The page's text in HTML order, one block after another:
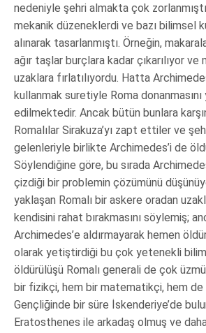
nedeniyle şehri almakta çok
mekanik düzeneklerdi ve bazı bilimsel
alınarak tasarlanmıştı. Örneğin,
ağır taşlar burçlara kadar çıkarılıyor ve
uzaklara fırlatılıyordu. Hatta
kullanmak suretiyle Roma donanmasını
edilmektedir. Ancak bütün bunlara
Romalılar Sirakuza’yı zapt ettiler ve
gelenleriyle birlikte Archimedes’i de
Söylendiğine göre, bu sırada
çizdiği bir problemin çözümünü
yaklaşan Romalı bir askere oradan
kendisini rahat bırakmasını söylemiş;
Archimedes’e aldırmayarak hemen
olarak yetiştirdiği bu çok yetenekli bilim
öldürülüşü Romalı generali de çok
bir fizikçi, hem bir matematikçi, hem
Gençliğinde bir süre İskenderiye’de
Eratosthenes ile arkadaş olmuş ve